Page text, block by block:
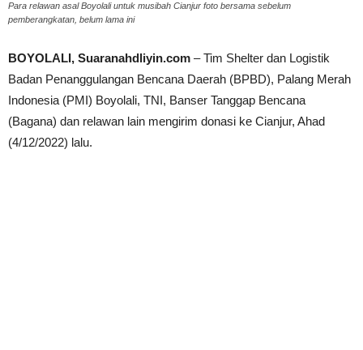
Para relawan asal Boyolali untuk musibah Cianjur foto bersama sebelum
pemberangkatan, belum lama ini
BOYOLALI, Suaranahdliyin.com – Tim Shelter dan Logistik
Badan Penanggulangan Bencana Daerah (BPBD), Palang Merah
Indonesia (PMI) Boyolali, TNI, Banser Tanggap Bencana
(Bagana) dan relawan lain mengirim donasi ke Cianjur, Ahad
(4/12/2022) lalu.